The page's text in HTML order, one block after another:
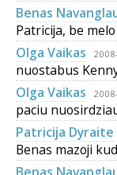
Benas
Patricija, be
Olga Vaikas
nuostabus
Olga Vaikas
paciu
Patricija Dyraite
Benas mazoji